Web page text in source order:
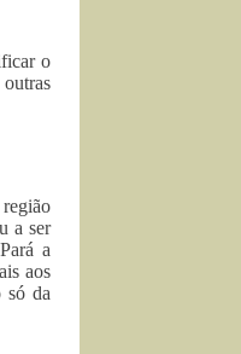
o
a ser
a
aos
só da